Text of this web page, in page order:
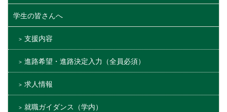
学生の皆さんへ
支援内容
進路希望・進路決定入力（全員必須）
求人情報
就職ガイダンス（学内）